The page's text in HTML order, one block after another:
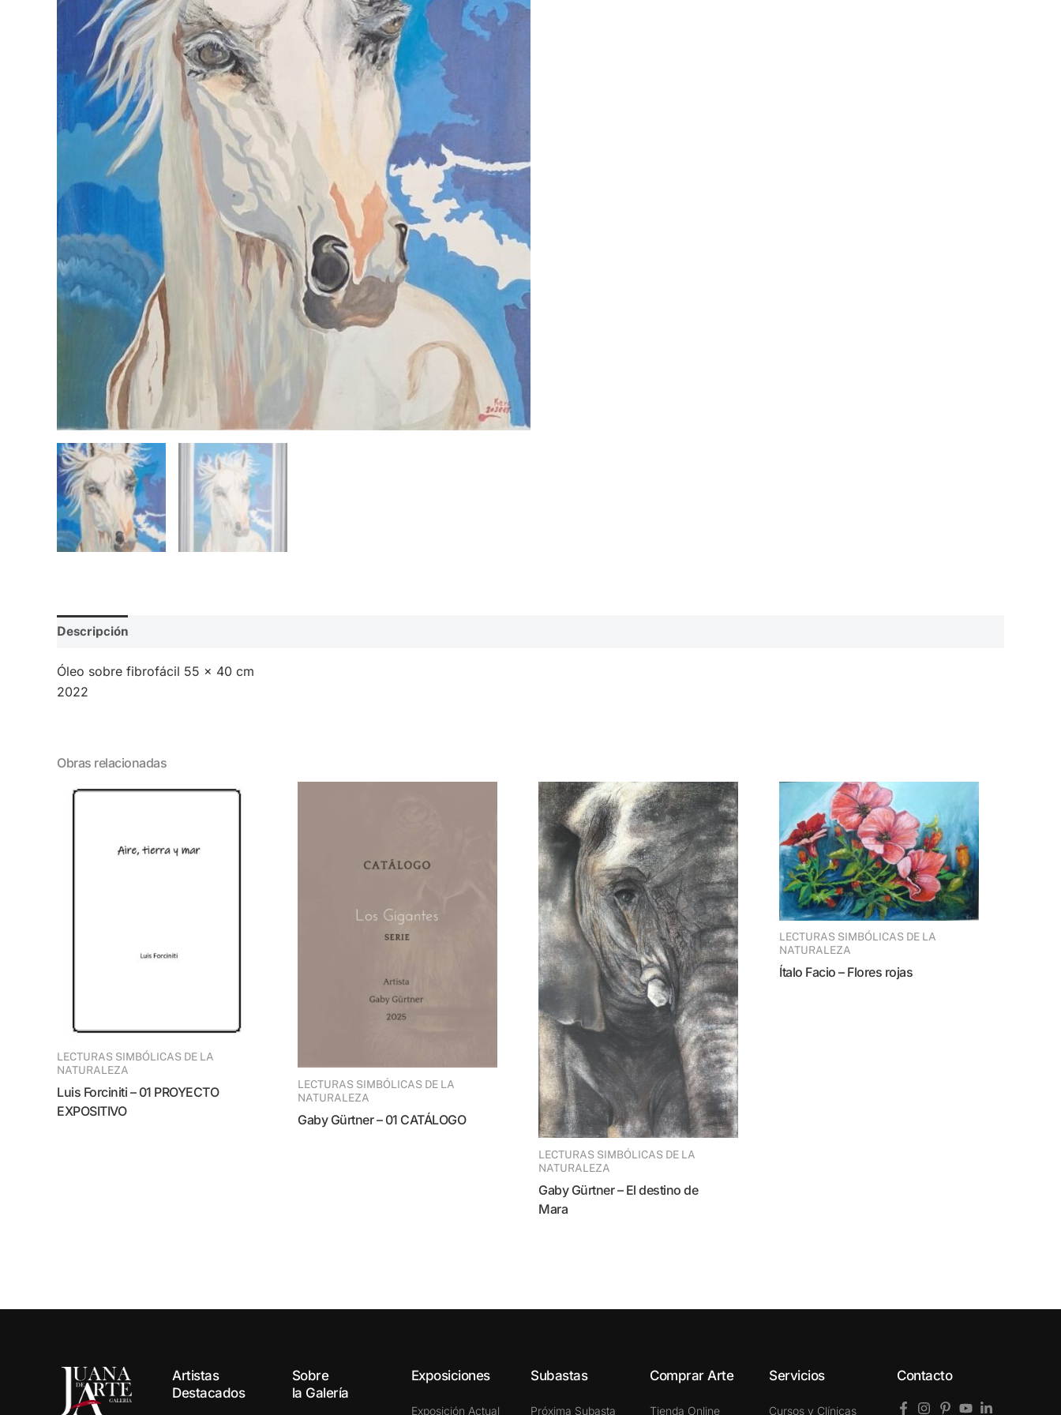
Descripción
Óleo sobre fibrofácil 55 x 40 cm
2022
Obras relacionadas
LECTURAS SIMBÓLICAS DE LA
NATURALEZA
Luis Forciniti – 01 PROYECTO
EXPOSITIVO
LECTURAS SIMBÓLICAS DE LA
NATURALEZA
Gaby Gürtner – 01 CATÁLOGO
LECTURAS SIMBÓLICAS DE LA
NATURALEZA
Gaby Gürtner – El destino de
Mara
LECTURAS SIMBÓLICAS DE LA
NATURALEZA
Ítalo Facio – Flores rojas
Artistas
Destacados
Sobre
la Galería
Exposiciones
Exposición Actual
Subastas
Próxima Subasta
Comprar Arte
Tienda Online
Servicios
Cursos y Clínicas
Contacto